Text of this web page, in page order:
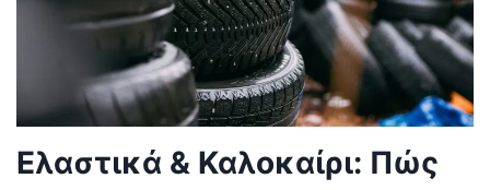
Ελαστικά & Καλοκαίρι: Πώς